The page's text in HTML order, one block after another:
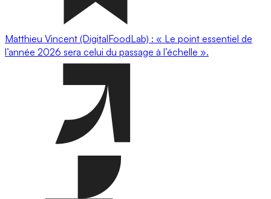
Matthieu Vincent (DigitalFoodLab) : « Le point essentiel de
l’année 2026 sera celui du passage à l’échelle ».